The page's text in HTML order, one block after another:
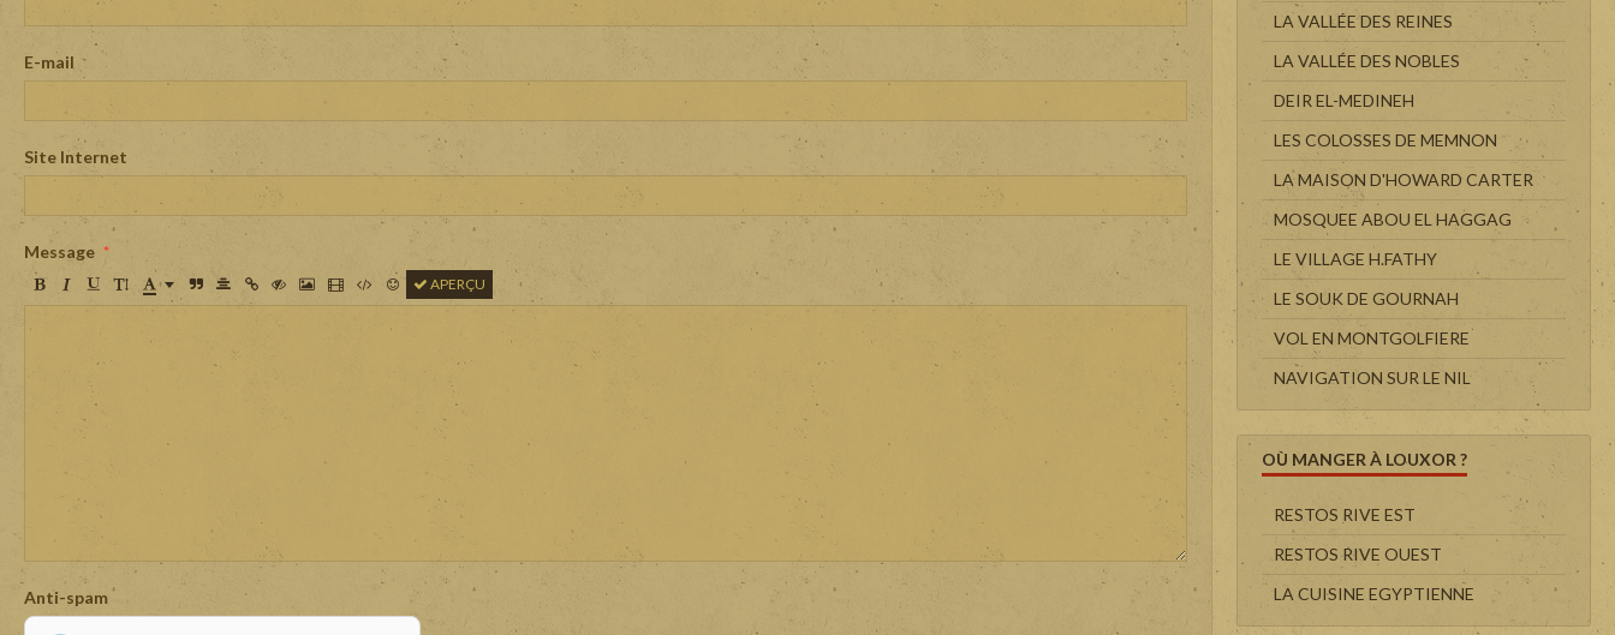
E-mail
Site Internet
Message
APERÇU
Anti-spam
LA VALLÉE DES REINES
LA VALLÉE DES NOBLES
DEIR EL-MEDINEH
LES COLOSSES DE MEMNON
LA MAISON D'HOWARD CARTER
MOSQUEE ABOU EL HAGGAG
LE VILLAGE H.FATHY
LE SOUK DE GOURNAH
VOL EN MONTGOLFIERE
NAVIGATION SUR LE NIL
OÙ MANGER À LOUXOR ?
RESTOS RIVE EST
RESTOS RIVE OUEST
LA CUISINE EGYPTIENNE